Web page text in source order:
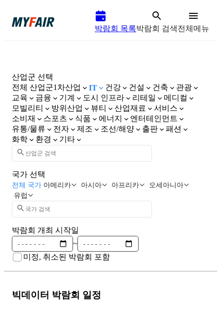
박람회 목록박람회 검색전체메뉴
산업군 선택
전체 산업군1차산업 IT 건강 건설 건축
관광
교육
금융 기계 도시 인프라 리테일
메디컬
모빌리티
방위산업 뷰티 산업재료
서비스
소비재
스포츠 식품 에너지
엔터테인먼트
유통/물류
전자 제조 조선/해양 출판
패션
화학
환경 기타
국가 선택
전체 국가 아메리카 아시아 아프리카
오세아니아
유럽
박람회 개최 시작일
~
미정, 취소된 박람회 포함
빅데이터 박람회 일정